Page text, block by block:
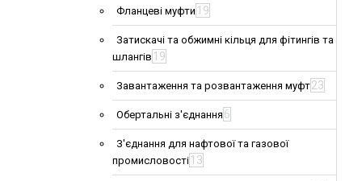
Фланцеві муфти 19
Затискачі та обжимні кільця для фітингів та
шлангів 19
Завантаження та розвантаження муфт23
Обертальні з'єднання 6
З'єднання для нафтової та газової
промисловості 13